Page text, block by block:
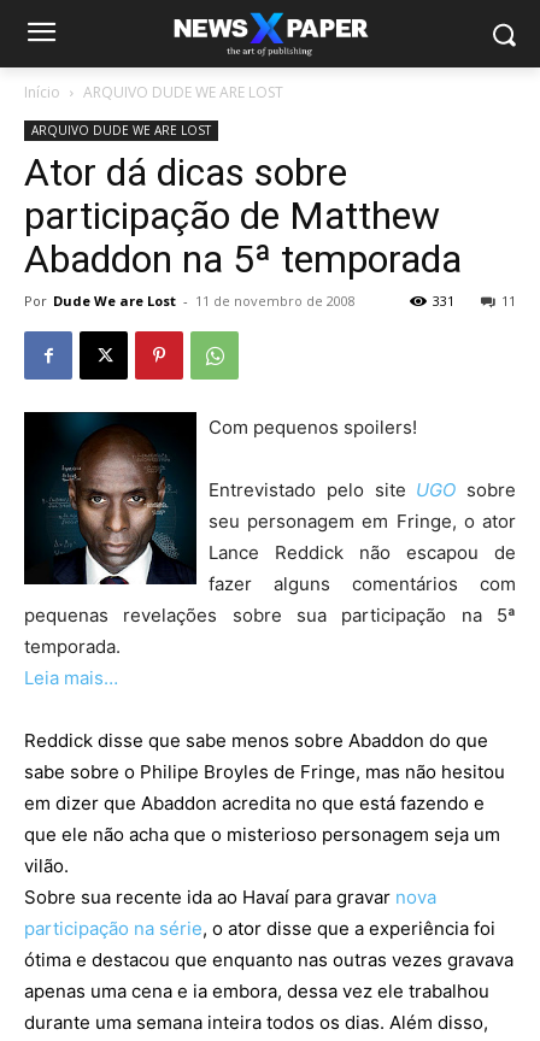
Início ARQUIVO DUDE WE ARE LOST
ARQUIVO DUDE WE ARE LOST
Ator dá dicas sobre
participação de Matthew
Abaddon na 5ª temporada
Por Dude We are Lost - 11 de novembro de 2008 11
331
Com pequenos spoilers!
Entrevistado pelo site UGO sobre
seu personagem em Fringe, o ator
Lance Reddick não escapou de
fazer alguns comentários com
pequenas revelações sobre sua participação na 5ª
temporada.
Leia mais…
Reddick disse que sabe menos sobre Abaddon do que
sabe sobre o Philipe Broyles de Fringe, mas não hesitou
em dizer que Abaddon acredita no que está fazendo e
que ele não acha que o misterioso personagem seja um
vilão.
Sobre sua recente ida ao Havaí para gravar nova
participação na série, o ator disse que a experiência foi
ótima e destacou que enquanto nas outras vezes gravava
apenas uma cena e ia embora, dessa vez ele trabalhou
durante uma semana inteira todos os dias. Além disso,